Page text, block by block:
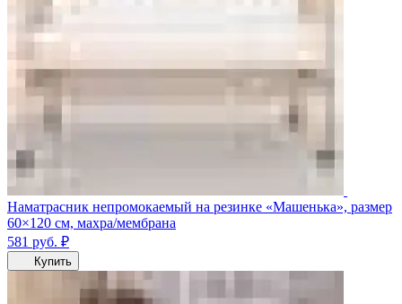
Наматрасник непромокаемый на резинке «Машенька», размер
60×120 см, махра/мембрана
581 руб. ₽
Купить